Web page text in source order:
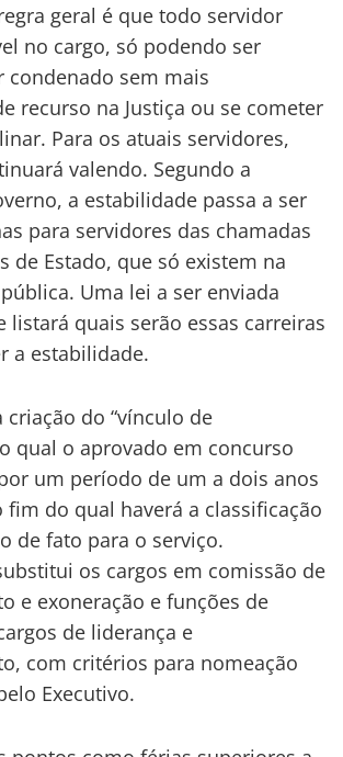
geral é que todo servidor
no cargo, só podendo ser
condenado sem mais
recurso na Justiça ou se cometer
Para os atuais servidores,
valendo. Segundo a
a estabilidade passa a ser
para servidores das chamadas
de Estado, que só existem na
Uma lei a ser enviada
listará quais serão essas carreiras
a estabilidade.
criação do “vínculo de
qual o aprovado em concurso
um período de um a dois anos
fim do qual haverá a classificação
de fato para o serviço.
os cargos em comissão de
e exoneração e funções de
de liderança e
com critérios para nomeação
Executivo.